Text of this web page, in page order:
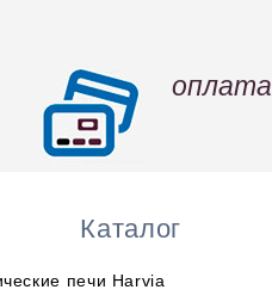
оплата
Каталог
печи Harvia